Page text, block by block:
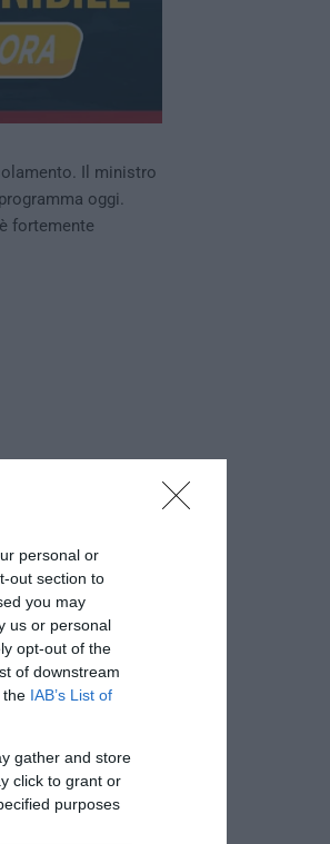
personal or
out section to
you may
us or personal
opt-out of the
of downstream
the IAB’s List of
gather and store
click to grant or
purposes
Il ministro
oggi.
fortemente